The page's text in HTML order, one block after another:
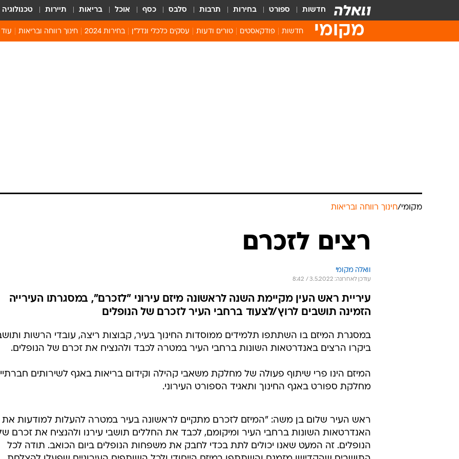
חדשות ספורט בחירות תרבות סלבס כסף אוכל בריאות תיירות טכנולוגיה
מקומי חדשות פודקאסטים טורים ודעות עסקים כלכלי ונדל"ן בחירות 2024 חינוך רווחה ובריאות
מקומי/חינוך רווחה ובריאות
רצים לזכרם
וואלה מקומי
עודכן לאחרונה: 3.5.2022 / 8:42
עיריית ראש העין מקיימת השנה לראשונה מיזם עירוני "לזכרם", במסגרתו העירייה
הזמינה תושבים לרוץ/לצעוד ברחבי העיר לזכרם של הנופלים
במסגרת המיזם בו השתתפו תלמידים ממוסדות החינוך בעיר, קבוצות ריצה, עובדי הרשות
ביקרו הרצים באנדרטאות השונות ברחבי העיר במטרה לכבד ולהנציח את זכרם של הנופלים.
המיזם הינו פרי שיתוף פעולה של מחלקת משאבי קהילה וקידום בריאות באגף לשירותים
מחלקת ספורט באגף החינוך ותאגיד הספורט העירוני.
ראש העיר שלום בן משה: "המיזם לזכרם מתקיים לראשונה בעיר במטרה להעלות למודעות את
האנדרטאות השונות ברחבי העיר ומיקומם, לכבד את החללים תושבי עירנו ולהנציח את זכרם
הנופלים. זה המעט שאנו יכולים לתת בכדי לחבק את משפחות הנופלים ביום הכואב. תודה לכל